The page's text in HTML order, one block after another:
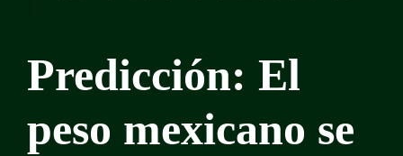
Predicción: El
peso mexicano se